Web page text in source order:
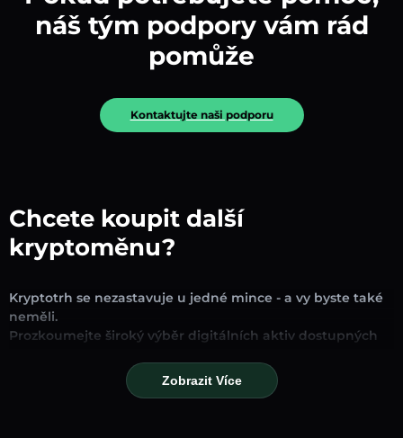
náš tým podpory vám rád
pomůže
Kontaktujte naši podporu
Chcete koupit další
kryptoměnu?
Kryptotrh se nezastavuje u jedné mince - a vy byste také
neměli.
Prozkoumejte široký výběr digitálních aktiv dostupných
hledáte zavedené stablecoiny, slibné altcoiny nebo
trendové nové tokeny, najdete je všechny na jednom
Zobrazit Více